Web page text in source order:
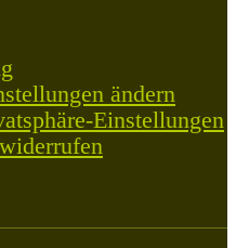
ändern
Einstellungen